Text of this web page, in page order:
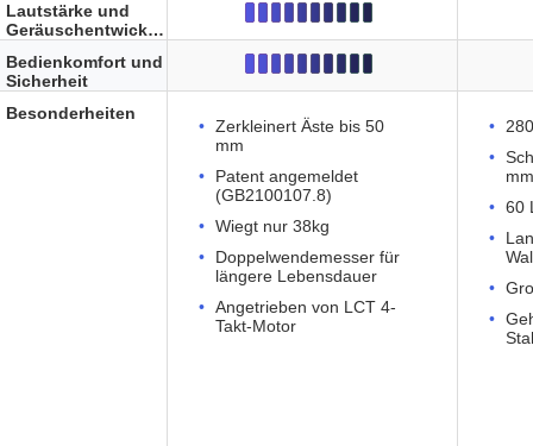
Zerkleinert Äste bis 50
mm
Patent angemeldet
(GB2100107.8)
Wiegt nur 38kg
Doppelwendemesser für
längere Lebensdauer
Angetrieben von LCT 4-
Takt-Motor
60
Lautstärke und
Geräuschentwicklung
Bedienkomfort und
Sicherheit
Besonderheiten